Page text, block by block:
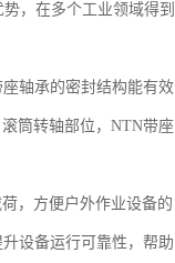
，在多个工业领域得到
轴承的密封结构能有效
筒转轴部位，NTN带座
，方便户外作业设备的
设备运行可靠性，帮助